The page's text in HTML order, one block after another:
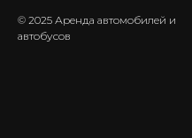
© 2025 Аренда автомобилей и
автобусов